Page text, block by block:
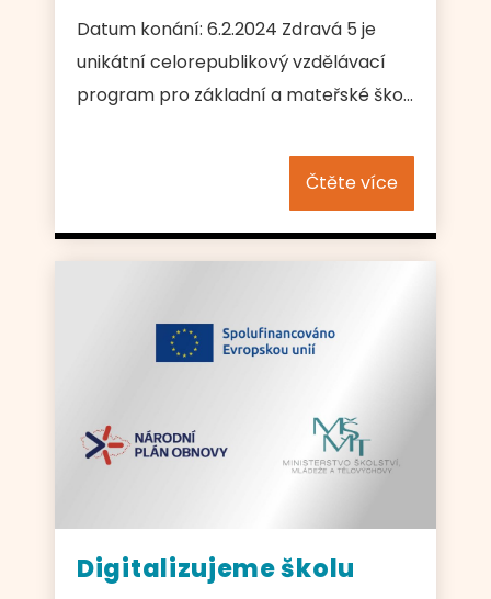
Datum konání: 6.2.2024 Zdravá 5 je
unikátní celorepublikový vzdělávací
program pro základní a mateřské ško...
Čtěte více
Digitalizujeme školu